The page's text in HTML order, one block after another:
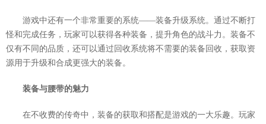
游戏中还有一个非常重要的系统——装备升级系统。通过不断打
怪和完成任务，玩家可以获得各种装备，提升角色的战斗力。装备不
仅有不同的品质，还可以通过回收系统将不需要的装备回收，获取资
源用于升级和合成更强大的装备。
装备与腰带的魅力
在不收费的传奇中，装备的获取和搭配是游戏的一大乐趣。玩家